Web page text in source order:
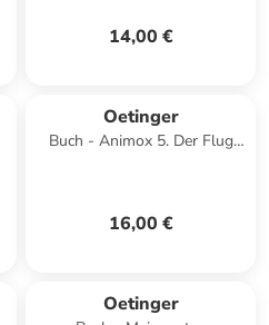
14,00 €
Oetinger
Buch - Animox 5. Der Flug
16,00 €
Oetinger